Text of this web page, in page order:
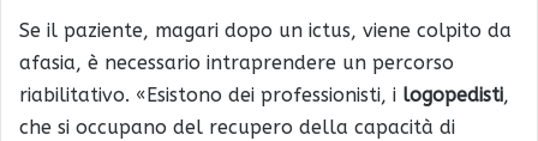
Se il paziente, magari dopo un ictus, viene colpito da
afasia, è necessario intraprendere un percorso
riabilitativo. «Esistono dei professionisti, i logopedisti,
che si occupano del recupero della capacità di